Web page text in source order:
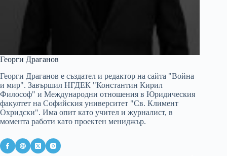
Георги Драганов
Георги Драганов е създател и редактор на сайта "Война
и мир". Завършил НГДЕК "Константин Кирил
Философ" и Международни отношения в Юридическия
факултет на Софийския университет "Св. Климент
Охридски". Има опит като учител и журналист, в
момента работи като проектен мениджър.